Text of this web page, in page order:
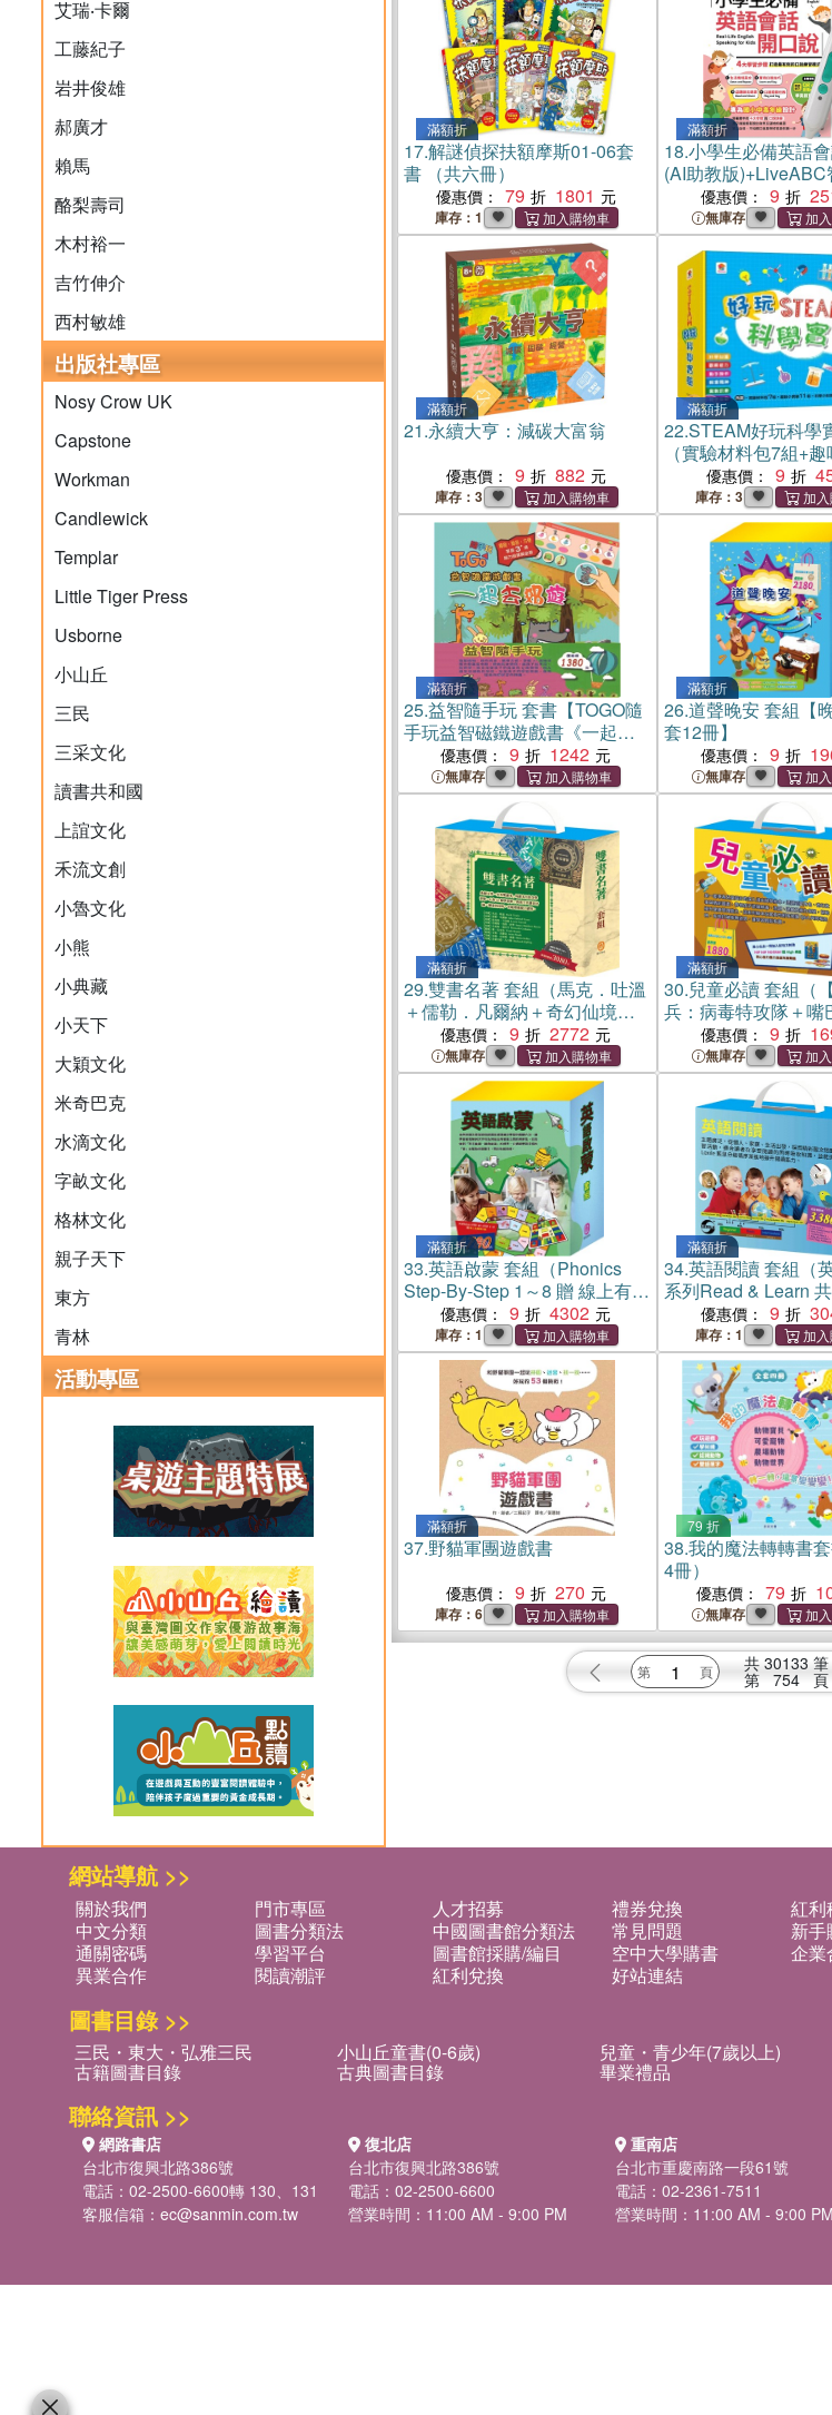
艾瑞‧卡爾
工藤紀子
岩井俊雄
郝廣才
賴馬
酪梨壽司
木村裕一
吉竹伸介
西村敏雄
出版社專區
Nosy Crow UK
Capstone
Workman
Candlewick
Templar
Little Tiger Press
Usborne
小山丘
三民
三采文化
讀書共和國
上誼文化
禾流文創
小魯文化
小熊
小典藏
小天下
大穎文化
米奇巴克
水滴文化
字畝文化
格林文化
親子天下
東方
青林
活動專區
滿額折
17.解謎偵探扶額摩斯01-06套
書 （共六冊）
優惠價： 79 1801
庫存：1
滿額折
18.小學生必備英語
(AI助教版)+LiveABC
點讀筆16G
優惠價： 9
無庫存
滿額折
21.永續大亨：減碳大富翁
優惠價： 9 882
庫存：3
滿額折
22.STEAM好玩科學
（實驗材料包7組+
11個+科學小知識22
優惠價： 9
庫存：3
滿額折
25.益智隨手玩 套書【TOGO隨
手玩益智磁鐵遊戲書《一起去
郊遊、一起去上學、一起過生
日、一起來運動、一起去旅
行、一起扮家家酒》】
優惠價： 9 1242
無庫存
滿額折
26.道聲晚安 套組【
套12冊】
優惠價： 9
無庫存
滿額折
29.雙書名著 套組（馬克．吐溫
＋儒勒．凡爾納＋奇幻仙境＋
樂動森林＋勇敢女孩＋魯德亞
德．吉卜林）
優惠價： 9 2772
無庫存
滿額折
30.兒童必讀 套組（
兵：病毒特攻隊＋嘴
爭＋勇闖流感疫異世
大魔王】＋【HIP
HOORAY桌遊】）
優惠價： 9
無庫存
滿額折
33.英語啟蒙 套組（Phonics
Step-By-Step 1～8 贈 線上有聲
電子書）
優惠價： 9 4302
庫存：1
滿額折
34.英語閱讀 套組（
系列Read & Learn 共
優惠價： 9
庫存：1
滿額折
37.野貓軍團遊戲書
優惠價： 9 270
庫存：6
79 折
38.我的魔法轉轉書
4冊）
優惠價： 79
無庫存
共 30133 筆
第 754 頁
網站導航 >>
關於我們 門市專區 人才招募 禮券兌換
紅利
中文分類
圖書分類法 中國圖書館分類法 常見問題
新手
通關密碼
學習平台 圖書館採購/編目 空中大學購書
企業
異業合作
閱讀潮評 紅利兌換 好站連結
圖書目錄 >>
三民・東大・弘雅三民 小山丘童書(0-6歲) 兒童・青少年(7歲以上)
古籍圖書目錄 古典圖書目錄 畢業禮品
聯絡資訊 >>
網路書店
台北市復興北路386號
電話：02-2500-6600轉 130、131
客服信箱： ec@sanmin.com.tw
復北店
台北市復興北路386號
電話：02-2500-6600
營業時間：11:00 AM - 9:00 PM
重南店
台北市重慶南路一段61號
電話：02-2361-7511
營業時間：11:00 AM - 9:00 PM